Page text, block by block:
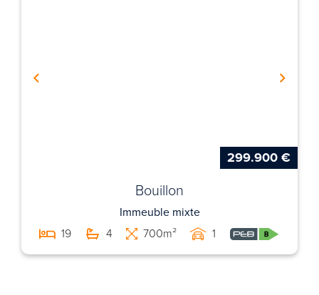
299.900 €
Bouillon
Immeuble mixte
19
4 700m² 1